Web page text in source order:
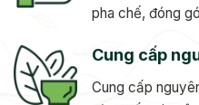
pha chế, đóng
Cung cấp
Cung cấp